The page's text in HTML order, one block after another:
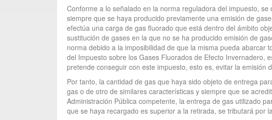
Conforme a lo señalado en la norma reguladora del impuesto,
siempre que se haya producido previamente una emisión de
efectúa una carga de gas fluorado que está dentro del ámbito
sustitución de gases en la que no se ha producido emisión de
norma debido a la imposibilidad de que la misma pueda
del Impuesto sobre los Gases Fluorados de Efecto Invernadero,
pretende conseguir con este impuesto, esto es, evitar la emisión
Por tanto, la cantidad de gas que haya sido objeto de entrega
gas o de otro de similares características y siempre que se
Administración Pública competente, la entrega de gas utilizado
que se haya recargado es superior a la retirada, se tributará por